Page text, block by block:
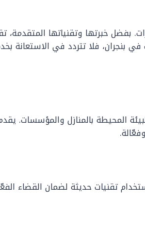
بفضل خبرتها وتقنياتها المتقدمة،
بنجران، فلا تتردد في الاستعانة
المحيطة بالمنازل والمؤسسات.
تقنيات حديثة لضمان القضاء